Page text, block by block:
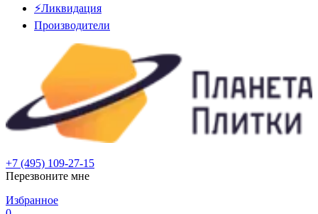
⚡Ликвидация
Производители
+7 (495) 109-27-15
Перезвоните мне
Избранное